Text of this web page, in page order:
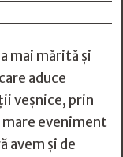
mai mărită şi
aduce
veşnice, prin
eveniment
avem și de